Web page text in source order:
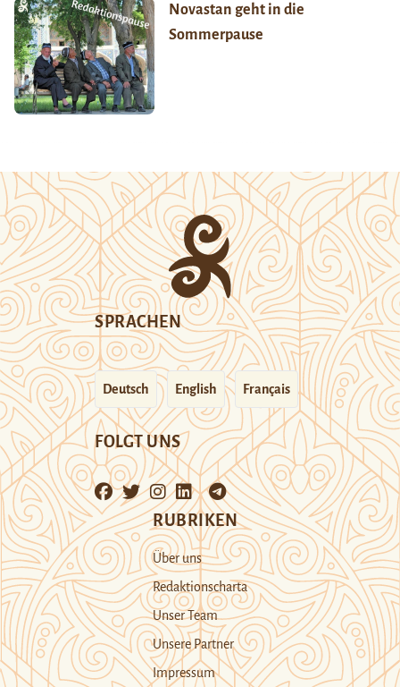
Novastan geht in die
Sommerpause
SPRACHEN
Deutsch English Français
FOLGT UNS
RUBRIKEN
Über uns
Redaktionscharta
Unser Team
Unsere Partner
Impressum